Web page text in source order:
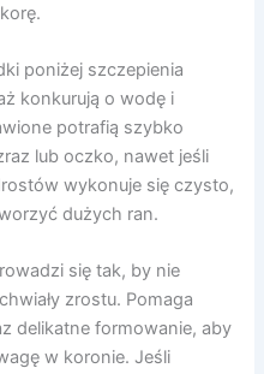
poniżej szczepienia
konkurują o wodę i
potrafią szybko
lub oczko, nawet jeśli
wykonuje się czysto,
dużych ran.
się tak, by nie
zrostu. Pomaga
delikatne formowanie, aby
w koronie. Jeśli